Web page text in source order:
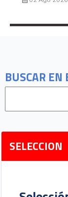
BUSCAR EN
SELECCION